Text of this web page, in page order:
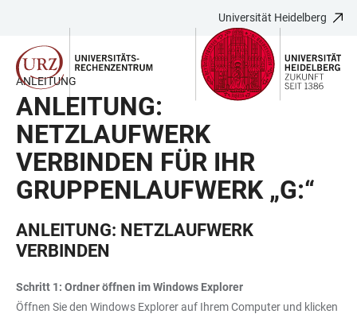
LINKS
ZUR
BARRIEREFREIHEIT
HAUPTINHALT
ÖFFNEN
ÖFFNEN
Universität Heidelberg
ANLEITUNG
ANLEITUNG:
NETZLAUFWERK
VERBINDEN FÜR IHR
GRUPPENLAUFWERK „G:“
ANLEITUNG: NETZLAUFWERK
VERBINDEN
Schritt 1: Ordner öffnen im Windows Explorer
Öffnen Sie den Windows Explorer auf Ihrem Computer und klicken